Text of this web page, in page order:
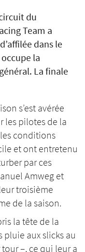
du
Team a
dans le
la
La finale
s’est avérée
les pilotes de la
conditions
et ont entretenu
par ces
Amweg et
troisième
de la saison.
la tête de la
pluie aux slicks au
–, ce qui leur a